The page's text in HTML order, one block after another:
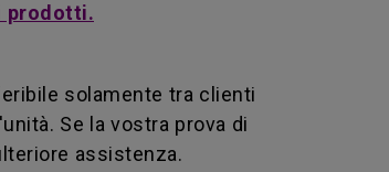
prodotti.
solamente tra clienti
Se la vostra prova di
assistenza.